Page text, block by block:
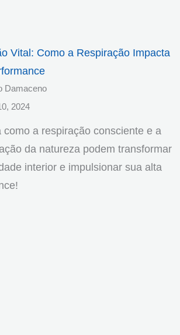
Vital: Como a Respiração Impacta
Damaceno
2024
como a respiração consciente e a
da natureza podem transformar
interior e impulsionar sua alta